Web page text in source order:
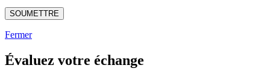
Fermer
Évaluez votre échange